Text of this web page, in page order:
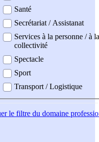
Santé
Secrétariat / Assistanat
Services à la personne / à la
collectivité
Spectacle
Sport
Transport / Logistique
le filtre du domaine